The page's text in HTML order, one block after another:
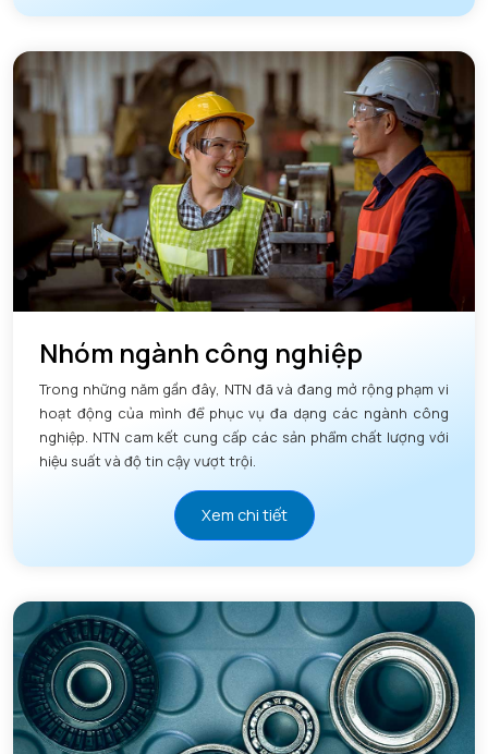
Nhóm ngành công nghiệp
Trong những năm gần đây, NTN đã và đang mở rộng phạm vi
hoạt động của mình để phục vụ đa dạng các ngành công
nghiệp. NTN cam kết cung cấp các sản phẩm chất lượng với
hiệu suất và độ tin cậy vượt trội.
Xem chi tiết